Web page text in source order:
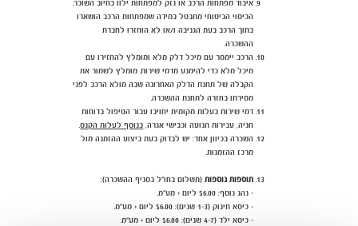
איבוד מפתחות הרכב או נזק למפתחות ילוו בחיוב השוכר.
הכיסוי הביטוחי מתבטל במידה שמפתחות הרכב הושארו
בתוך הרכב בעת הגניבה ו/או לא הוחזרו לחברת
ההשכרה.
הרכב יימסר עם מיכל דלק מלא ומומלץ להחזירו עם
מיכל מלא כדי להימנע מדמי שירות. מומלץ לשמור את
הקבלה של תחנת הדלק האחרונה שבה מולא הרכב לפני
מסירתו בחזרה לתחנת ההשכרה.
דמי שירות בעלות מקומית יחויבו עבור הטיפול בדוחות
חניה, עבירות תנועה וכבישי אגרה, בנוסף לעלות הקנס.
השכרה בכיוון אחד: יש לבדוק בעת ביצוע ההזמנה מול
מרכז ההזמנות.
תוספות נוספות(תשלום בחו"ל בסניף ההשכרה):
- נהג נוסף: $6.00 ליום + מע"מ.
- כיסא תינוק (1-3 שנים): $6.00 ליום + מע"מ.
- כיסא ילד (4-7 שנים): $6.00 ליום + מע"מ.